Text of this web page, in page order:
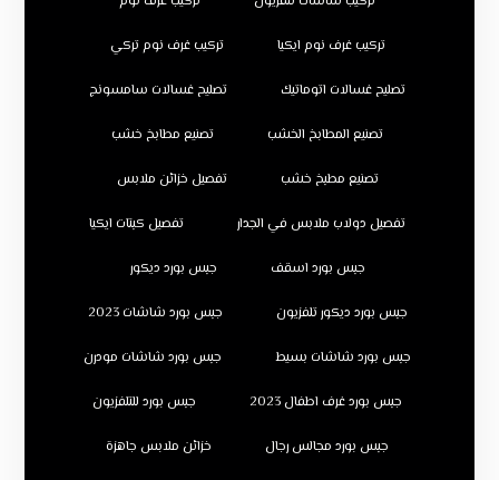
تركيب غرف نوم ايكيا تركيب غرف نوم تركي
تصليح غسالات اتوماتيك تصليح غسالات سامسونج
تصنيع المطابخ الخشب تصنيع مطابخ خشب
تصنيع مطبخ خشب تفصيل خزائن ملابس
تفصيل دولاب ملابس في الجدار تفصيل كبتات ايكيا
جبس بورد اسقف جبس بورد ديكور
جبس بورد ديكور تلفزيون جبس بورد شاشات 2023
جبس بورد شاشات بسيط جبس بورد شاشات مودرن
جبس بورد غرف اطفال 2023 جبس بورد للتلفزيون
جبس بورد مجالس رجال خزائن ملابس جاهزة